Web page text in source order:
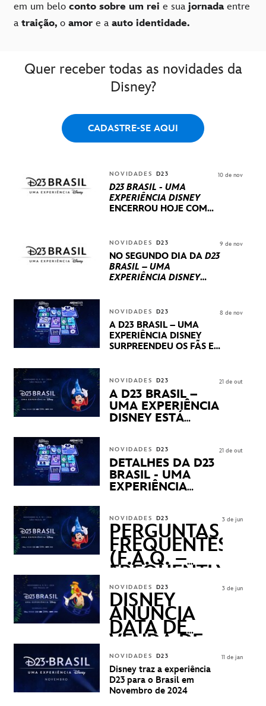
em um belo conto sobre um rei e sua jornadaentre
a traição, o amor e a auto identidade.
Quer receber todas as novidades da
Disney?
CADASTRE-SE AQUI
NOVIDADES D23
D23 BRASIL - UMA
EXPERIÊNCIA DISNEY
ENCERROU HOJE COM
INTERNACIONAIS E
PRODUÇÕES BRASILEIRAS
10 de nov
NOVIDADES D23
NO SEGUNDO DIA DA D23
BRASIL – UMA
EXPERIÊNCIA DISNEY
STUDIOS REVELARAM
PRÉVIAS E NOVIDADES
DOS SEUS PRÓXIMOS
LANÇAMENTOS
9 de nov
NOVIDADES D23
A D23 BRASIL – UMA
EXPERIÊNCIA DISNEY
SURPREENDEU OS FÃS EM
APRESENTAÇÕES E
PRODUTOS EXCLUSIVOS
NO TRANSAMÉRICA EXPO
CENTER EM SÃO PAULO
8 de nov
NOVIDADES D23
A D23 BRASIL –
UMA EXPERIÊNCIA
DISNEY ESTÁ
21 de out
NOVIDADES D23
DETALHES DA D23
BRASIL - UMA
EXPERIÊNCIA
21 de out
NOVIDADES D23
PERGUNTAS
FREQUENTES
(F.A.Q. –
FREQUENTLY
ASKED
QUESTIONS)
3 de jun
NOVIDADES D23
DISNEY
ANUNCIA
DATA DE
VENDA DE
INGRESSOS
PARA A D23
BRASIL -
UMA
3 de jun
NOVIDADES D23
Disney traz a experiência
D23 para o Brasil em
Novembro de 2024
11 de jan